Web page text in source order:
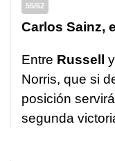
55/62
Carlos Sainz,
Entre Russell y
Norris, que si
posición
segunda